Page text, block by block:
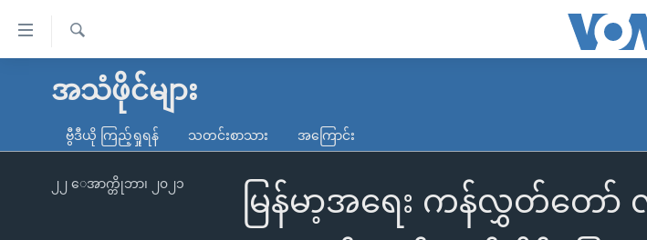
လွယ်ကူ
သည့်
မူလစာမျက်နှာ
ကမ္ဘာ့သတင်းများ
နိုင်ငံတကာ
ရ
အသံဖိုင်များ
ဗွီဒီယို ကြည့်ရှုရန် သတင်းစာသား အကြောင်း
မြန်မာ့အရေး ကန်လွှတ်တ
၂၂ ေအာက္တိုဘာ၊ ၂၀၂၁